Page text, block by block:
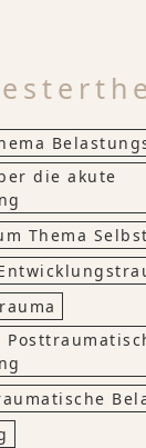
die akute
Thema